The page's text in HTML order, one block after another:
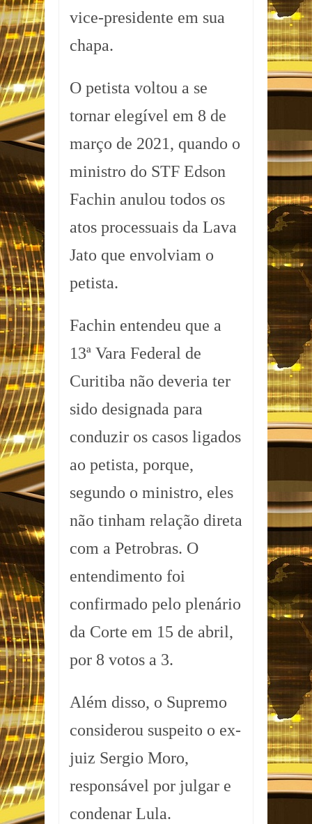
vice-presidente em sua
chapa.
O petista voltou a se
tornar elegível em 8 de
março de 2021, quando o
ministro do STF Edson
Fachin anulou todos os
atos processuais da Lava
Jato que envolviam o
petista.
Fachin entendeu que a
13ª Vara Federal de
Curitiba não deveria ter
sido designada para
conduzir os casos ligados
ao petista, porque,
segundo o ministro, eles
não tinham relação direta
com a Petrobras. O
entendimento foi
confirmado pelo plenário
da Corte em 15 de abril,
por 8 votos a 3.
Além disso, o Supremo
considerou suspeito o ex-
juiz Sergio Moro,
responsável por julgar e
condenar Lula.